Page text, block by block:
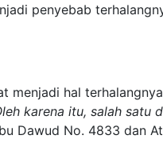
penyebab
hal terhalangnya
karena itu, salah satu
Dawud No. 4833 dan